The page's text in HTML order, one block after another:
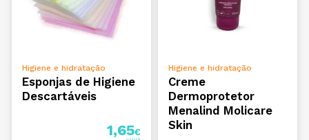
ADICIONAR
Higiene e hidratação
Esponjas de Higiene
Descartáveis
1,65€
ADICIONAR
Higiene e hidratação
Creme
Dermoprotetor
Menalind Molicare
Skin